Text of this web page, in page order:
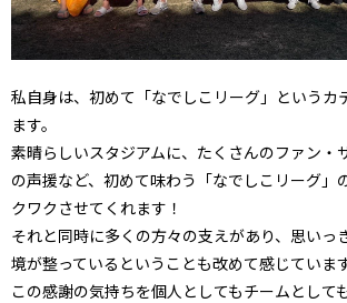
私自身は、初めて「なでしこリーグ」というカ
ます。
素晴らしいスタジアムに、たくさんのファン・
の声援など、初めて味わう「なでしこリーグ」
クワクさせてくれます！
それと同時に多くの方々の支えがあり、思いっ
境が整っているということも改めて感じています
この感謝の気持ちを個人としてもチームとして